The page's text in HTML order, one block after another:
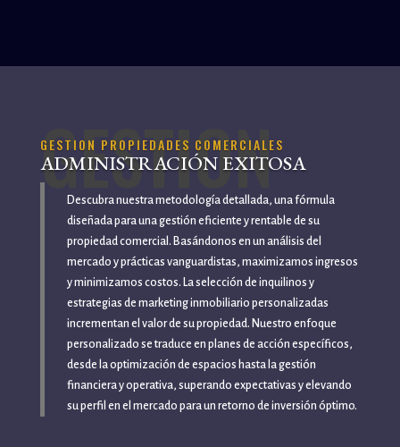
GESTION
GESTION PROPIEDADES COMERCIALES
ADMINISTRACIÓN EXITOSA
Descubra nuestra metodología detallada, una fórmula
diseñada para una gestión eficiente y rentable de su
propiedad comercial. Basándonos en un análisis del
mercado y prácticas vanguardistas, maximizamos ingresos
y minimizamos costos. La selección de inquilinos y
estrategias de marketing inmobiliario personalizadas
incrementan el valor de su propiedad. Nuestro enfoque
personalizado se traduce en planes de acción específicos,
desde la optimización de espacios hasta la gestión
financiera y operativa, superando expectativas y elevando
su perfil en el mercado para un retorno de inversión óptimo.